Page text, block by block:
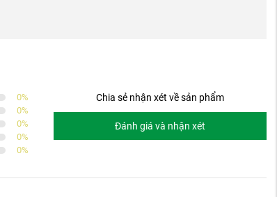
0%
0%
0%
0%
0%
Chia sẻ nhận xét về sản phẩm
Đánh giá và nhận xét